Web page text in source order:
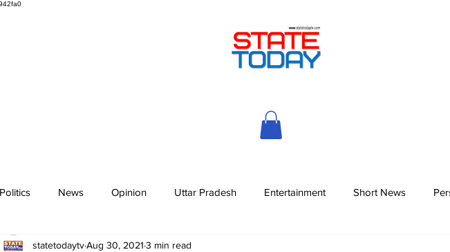
Politics News Opinion Uttar Pradesh Entertainment Short News
statetodaytvAug 30, 2021 3 min read